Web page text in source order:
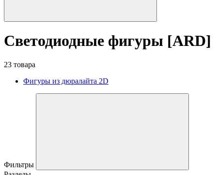
Светодиодные фигуры [ARD]
23 товара
Фигуры из дюралайта 2D
Фильтры